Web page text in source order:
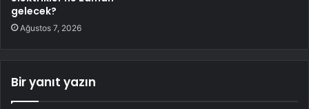
gelecek?
Ağustos 7, 2026
Bir yanıt yazın